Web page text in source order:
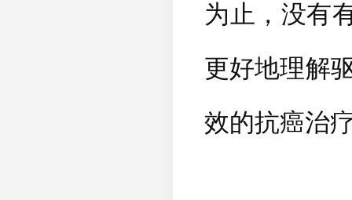
为止，没有
更好地理解
效的抗癌治